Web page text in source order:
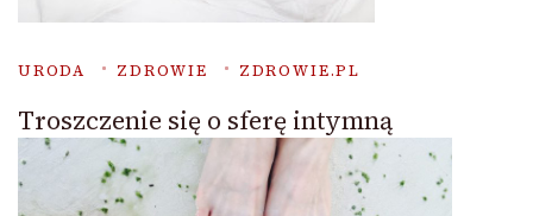
URODA ZDROWIE ZDROWIE.PL
Troszczenie się o sferę intymną